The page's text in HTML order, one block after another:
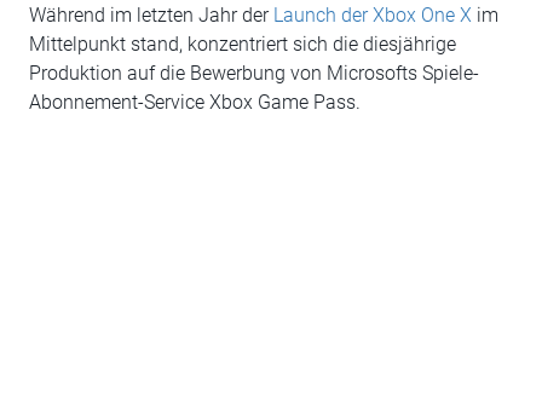
Während im letzten Jahr der Launch der Xbox One X im
Mittelpunkt stand, konzentriert sich die diesjährige
Produktion auf die Bewerbung von Microsofts Spiele-
Abonnement-Service Xbox Game Pass.